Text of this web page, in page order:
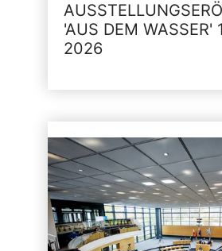
'AUS DEM WASSER'
2026